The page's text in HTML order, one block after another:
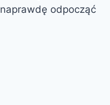
naprawdę odpocząć